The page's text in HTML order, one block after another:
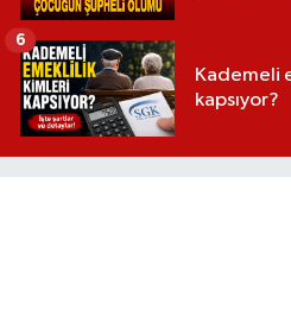
Kademeli
kapsıyor?
6